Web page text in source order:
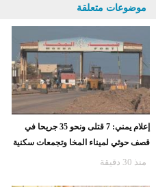
موضوعات متعلقة
إعلام يمني: 7 قتلى ونحو 35 جريحا في
قصف حوثي لميناء المخا وتجمعات سكنية
منذ 30 دقيقة